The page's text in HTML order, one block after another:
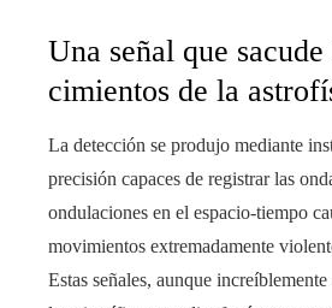
Una señal que sacude
cimientos de la
La detección se produjo mediante
precisión capaces de registrar las
ondulaciones en el espacio-tiempo
movimientos extremadamente
Estas señales, aunque